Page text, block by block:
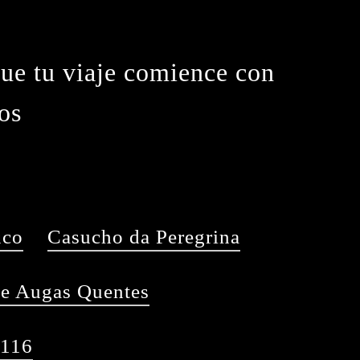
tu viaje comience con
Casucho da Peregrina
Augas Quentes